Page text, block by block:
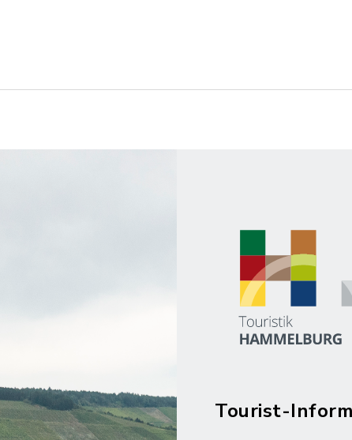
Tourist-